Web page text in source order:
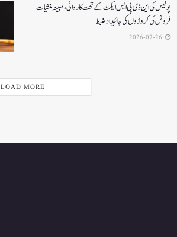
پولیس کی این ڈی پی ایس ایکٹ کے تحت کاروائی، مبینہ منشیات
فروش کی کروڑوں کی جائیداد ضبط
LOAD MORE